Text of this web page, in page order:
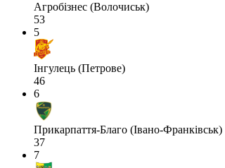
Агробізнес (Волочиськ)
53
5
Інгулець (Петрове)
46
6
Прикарпаття-Благо (Івано-Франківськ)
37
7